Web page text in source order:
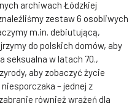
archiwach Łódzkiej
zestaw 6 osobliwych
m.in. debiutującą,
do polskich domów, aby
seksualna w latach 70.,
aby zobaczyć życie
– jednej z
również wrażeń dla